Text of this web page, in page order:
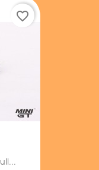
favorite_border